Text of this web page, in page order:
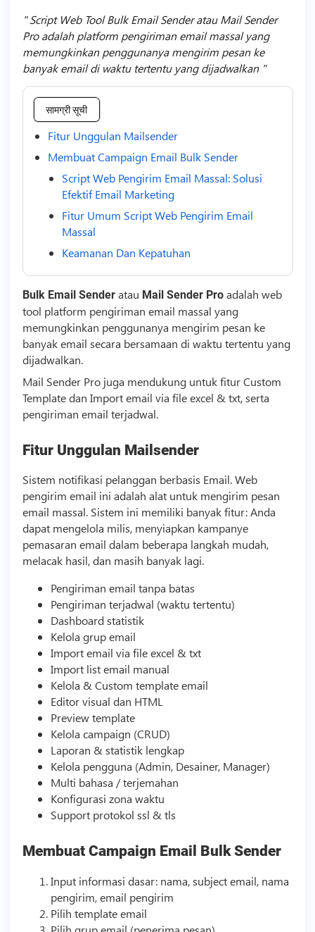
Script Web Tool Bulk Email Sender atau Mail Sender
Pro adalah platform pengiriman email massal yang
memungkinkan penggunanya mengirim pesan ke
banyak email di waktu tertentu yang dijadwalkan
सामग्री सूची
Fitur Unggulan Mailsender
Membuat Campaign Email Bulk Sender
Script Web Pengirim Email Massal: Solusi
Efektif Email Marketing
Fitur Umum Script Web Pengirim Email
Massal
Keamanan Dan Kepatuhan
Bulk Email Senderatau Mail Sender Proadalah web
tool platform pengiriman email massal yang
memungkinkan penggunanya mengirim pesan ke
banyak email secara bersamaan di waktu tertentu yang
dijadwalkan.
Mail Sender Pro juga mendukung untuk fitur Custom
Templatedan Import email via file excel & txt, serta
pengiriman email terjadwal.
Fitur Unggulan Mailsender
Sistem notifikasi pelanggan berbasis Email. Web
pengirim email ini adalah alat untuk mengirim pesan
email massal. Sistem ini memiliki banyak fitur: Anda
dapat mengelola milis, menyiapkan kampanye
pemasaran email dalam beberapa langkah mudah,
melacak hasil, dan masih banyak lagi.
Pengiriman email tanpa batas
Pengiriman terjadwal (waktu tertentu)
Dashboard statistik
Kelola grup email
Import email via file excel & txt
Import list email manual
Kelola & Custom templateemail
Editor visual dan HTML
Previewtemplate
Kelola campaign (CRUD)
Laporan & statistik lengkap
Kelola pengguna (Admin, Desainer, Manager)
Multi bahasa / terjemahan
Konfigurasi zona waktu
Support protokol ssl & tls
Membuat Campaign Email Bulk Sender
Input informasi dasar: nama, subject email, nama
pengirim, email pengirim
Pilih templateemail